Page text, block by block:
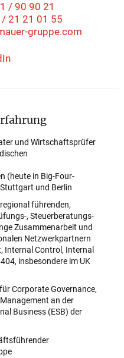
/ 90 90 21
21 21 01 55
gruppe.com
und Wirtschaftsprüfer
(heute in Big-Four-
und Berlin
führenden,
, Steuerberatungs-
Zusammenarbeit und
Netzwerkpartnern
Internal Control, Internal
insbesondere im UK
Corporate Governance,
an der
Business (ESB) der